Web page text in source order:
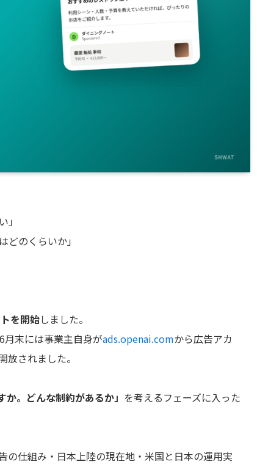
」
どのくらいか」
を開始しました。
月末には事業主自身がads.openai.comから広告アカ
されました。
か。どんな制約があるか」 を考えるフェーズに入った
仕組み・日本上陸の現在地・米国と日本の運用実